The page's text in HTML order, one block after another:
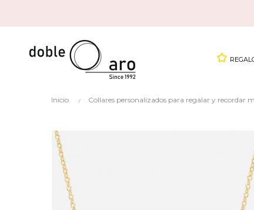
Inicio Collares personalizados para regalar y recordar